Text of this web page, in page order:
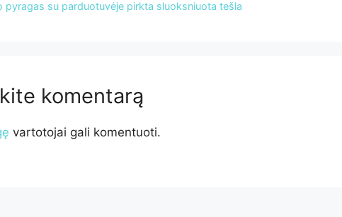
pyragas su parduotuvėje pirkta sluoksniuota tešla
komentarą
vartotojai gali komentuoti.